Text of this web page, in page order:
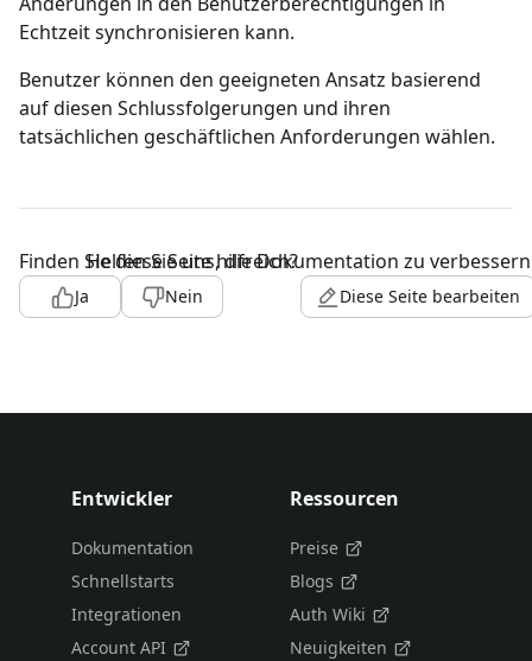
Echtzeit synchronisieren kann.
Benutzer können den geeigneten Ansatz basierend
auf diesen Schlussfolgerungen und ihren
tatsächlichen geschäftlichen Anforderungen wählen.
Finden Sie diese Seite hilfreich?
Ja Nein
Helfen Sie uns, die Dokumentation zu
Diese Seite bearbeiten
Entwickler
Dokumentation
Schnellstarts
Integrationen
Account API
Ressourcen
Preise
Blogs
Auth Wiki
Neuigkeiten